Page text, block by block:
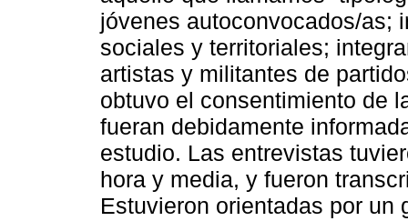
jóvenes autoconvocados/as;
sociales y territoriales;
artistas y militantes de
obtuvo el consentimiento de
fueran debidamente
estudio. Las entrevistas
hora y media, y fueron
Estuvieron orientadas por un